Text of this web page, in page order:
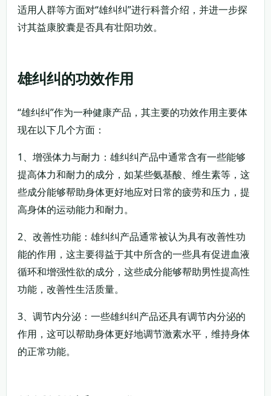
适用人群等方面对“雄纠纠”进行科普介绍，并进一步探
讨其益康胶囊是否具有壮阳功效。
雄纠纠的功效作用
“雄纠纠”作为一种健康产品，其主要的功效作用主要体
现在以下几个方面：
1、增强体力与耐力：雄纠纠产品中通常含有一些能够
提高体力和耐力的成分，如某些氨基酸、维生素等，这
些成分能够帮助身体更好地应对日常的疲劳和压力，提
高身体的运动能力和耐力。
2、改善性功能：雄纠纠产品通常被认为具有改善性功
能的作用，这主要得益于其中所含的一些具有促进血液
循环和增强性欲的成分，这些成分能够帮助男性提高性
功能，改善性生活质量。
3、调节内分泌：一些雄纠纠产品还具有调节内分泌的
作用，这可以帮助身体更好地调节激素水平，维持身体
的正常功能。